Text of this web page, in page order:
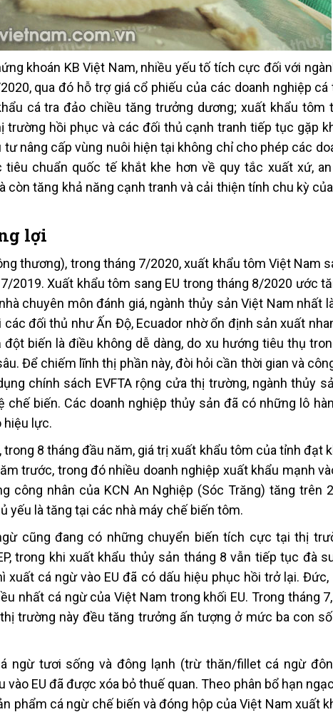
khoán KB Việt Nam, nhiều yếu tố tích cực đối với
qua đó hỗ trợ giá cổ phiếu của các doanh nghiệp cá
cá tra đảo chiều tăng trưởng dương; xuất khẩu tôm
trường hồi phục và các đối thủ cạnh tranh tiếp tục gặp
nâng cấp vùng nuôi hiện tại không chỉ cho phép các
chuẩn quốc tế khắt khe hơn về quy tắc xuất xứ,
còn tăng khả năng cạnh tranh và cải thiện tính chu kỳ
lợi
thương), trong tháng 7/2020, xuất khẩu tôm Việt Nam
7/2019. Xuất khẩu tôm sang EU trong tháng 8/2020 ước
chuyên môn đánh giá, ngành thủy sản Việt Nam nhất
đối thủ như Ấn Độ, Ecuador nhờ ổn định sản xuất
đột biến là điều không dễ dàng, do xu hướng tiêu thụ
Để chiếm lĩnh thị phần này, đòi hỏi cần thời gian và
chính sách EVFTA rộng cửa thị trường, ngành thủy
biến. Các doanh nghiệp thủy sản đã có những lô
hiệu lực.
8 tháng đầu năm, giá trị xuất khẩu tôm của tỉnh đạt
trước, trong đó nhiều doanh nghiệp xuất khẩu mạnh
công nhân của KCN An Nghiệp (Sóc Trăng) tăng trên
yếu là tăng tại các nhà máy chế biến tôm.
cũng đang có những chuyển biến tích cực tại thị
trong khi xuất khẩu thủy sản tháng 8 vẫn tiếp tục đà
xuất cá ngừ vào EU đã có dấu hiệu phục hồi trở lại. Đức,
nhất cá ngừ của Việt Nam trong khối EU. Trong tháng
trường này đều tăng trưởng ấn tượng ở mức ba con
ngừ tươi sống và đông lạnh (trừ thăn/fillet cá ngừ
vào EU đã được xóa bỏ thuế quan. Theo phân bổ hạn
phẩm cá ngừ chế biến và đóng hộp của Việt Nam xuất